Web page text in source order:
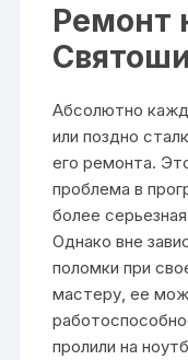
Ремонт
Абсолютно
или поздно
его ремонта.
проблема в
более
Однако вне
поломки при
мастеру, ее
пролили на